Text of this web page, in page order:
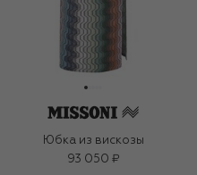
Юбка из вискозы
93 050 ₽